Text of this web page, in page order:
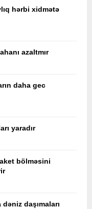
hərbi xidmətə
azaltmır
daha gec
yaradır
bölməsini
daşımaları